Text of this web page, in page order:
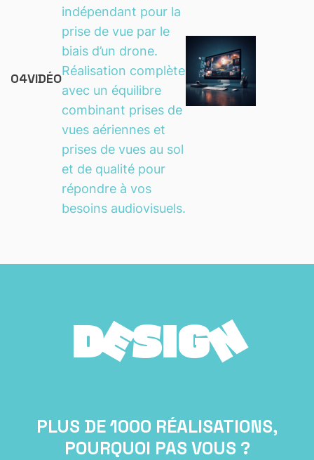
04VIDÉO
indépendant pour la
prise de vue par le
biais d’un drone.
Réalisation complète
avec un équilibre
combinant prises de
vues aériennes et
prises de vues au sol
et de qualité pour
répondre à vos
besoins audiovisuels.
DESIGN
PLUS DE 1000 RÉALISATIONS,
POURQUOI PAS VOUS ?